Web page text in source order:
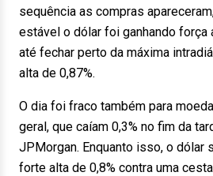
sequência as compras
estável o dólar foi ganhando força
até fechar perto da máxima
alta de 0,87%.
O dia foi fraco também para
geral, que caíam 0,3% no fim da
JPMorgan. Enquanto isso, o dólar
forte alta de 0,8% contra uma